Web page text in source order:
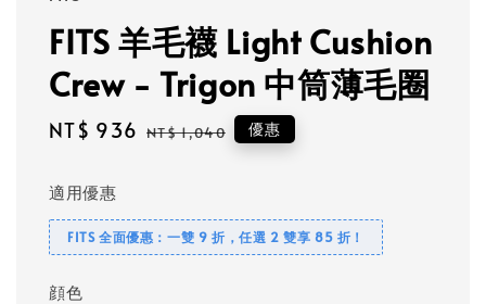
FITS 羊毛襪 Light Cushion
Crew - Trigon 中筒薄毛圈
Sale
NT$ 936 Regular
NT$ 1,040 優惠
適用優惠
FITS 全面優惠：一雙 9 折，任選 2 雙享 85 折！
顔色